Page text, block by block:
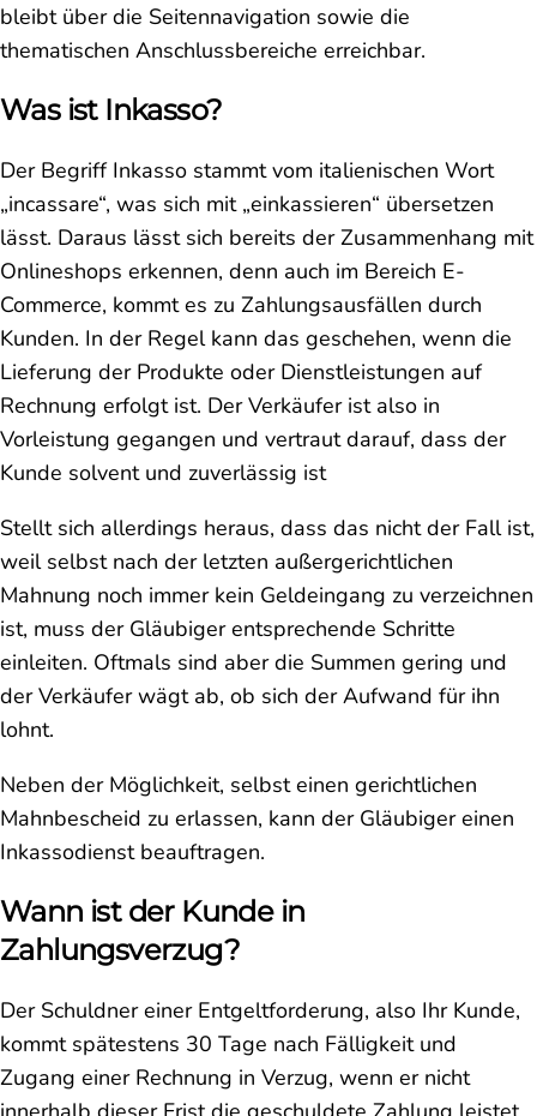
bleibt über die Seitennavigation sowie die
thematischen Anschlussbereiche erreichbar.
Was ist Inkasso?
Der Begriff Inkasso stammt vom italienischen Wort
„incassare“, was sich mit „einkassieren“ übersetzen
lässt. Daraus lässt sich bereits der Zusammenhang mit
Onlineshops erkennen, denn auch im Bereich E-
Commerce, kommt es zu Zahlungsausfällen durch
Kunden. In der Regel kann das geschehen, wenn die
Lieferung der Produkte oder Dienstleistungen auf
Rechnung erfolgt ist. Der Verkäufer ist also in
Vorleistung gegangen und vertraut darauf, dass der
Kunde solvent und zuverlässig ist
Stellt sich allerdings heraus, dass das nicht der Fall ist,
weil selbst nach der letzten außergerichtlichen
Mahnung noch immer kein Geldeingang zu verzeichnen
ist, muss der Gläubiger entsprechende Schritte
einleiten. Oftmals sind aber die Summen gering und
der Verkäufer wägt ab, ob sich der Aufwand für ihn
lohnt.
Neben der Möglichkeit, selbst einen gerichtlichen
Mahnbescheid zu erlassen, kann der Gläubiger einen
Inkassodienst beauftragen.
Wann ist der Kunde in
Zahlungsverzug?
Der Schuldner einer Entgeltforderung, also Ihr Kunde,
kommt spätestens 30 Tage nach Fälligkeit und
Zugang einer Rechnung in Verzug, wenn er nicht